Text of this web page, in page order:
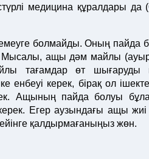
медицина құралдары да
болмайды. Оның пайда
Мысалы, ащы дәм майлы
тағамдар өт шығаруды
керек, бірақ ол
Ащының пайда болуы
Егер аузындағы ащы
қалдырмағаныңыз жөн.